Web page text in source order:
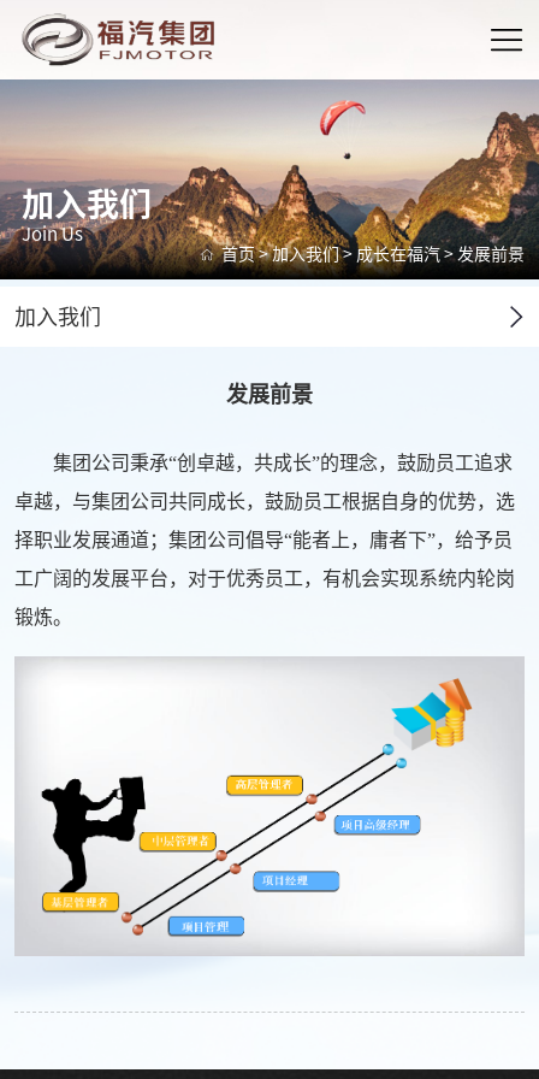
加入我们
Join Us
首页>加入我们> 成长在福汽> 发展前景
加入我们
发展前景
集团公司秉承“创卓越，共成长”的理念，鼓励员工追求
卓越，与集团公司共同成长，鼓励员工根据自身的优势，选
择职业发展通道；集团公司倡导“能者上，庸者下”，给予员
工广阔的发展平台，对于优秀员工，有机会实现系统内轮岗
锻炼。